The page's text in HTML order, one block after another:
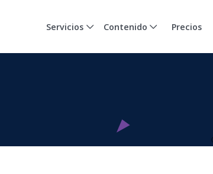
Servicios Contenido Precios